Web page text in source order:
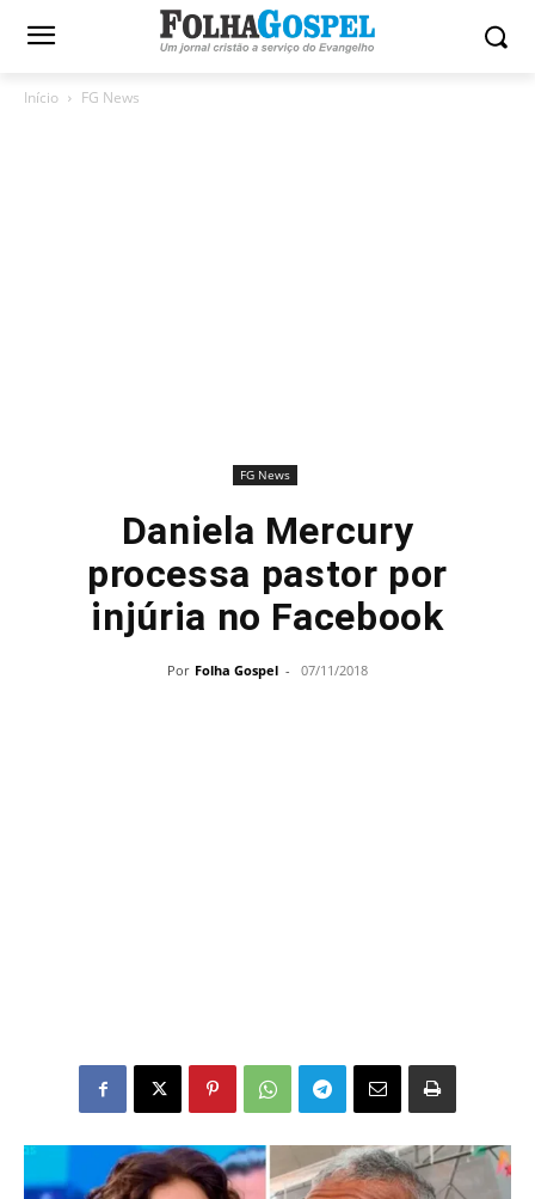
Início FG News
FG News
Daniela Mercury
processa pastor por
injúria no Facebook
Por Folha Gospel - 07/11/2018